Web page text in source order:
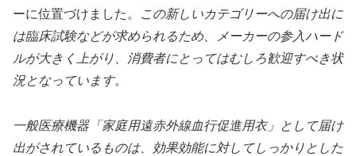
ーに位置づけました。
この新しいカテゴリーへの届け出に
は臨床試験などが求められるため、メーカーの参入ハード
ルが大きく上がり、消費者にとってはむしろ歓迎すべき状
況となっています。
一般医療機器「家庭用遠赤外線血行促進用衣」として届け
出がされているものは、効果効能に対してしっかりとした